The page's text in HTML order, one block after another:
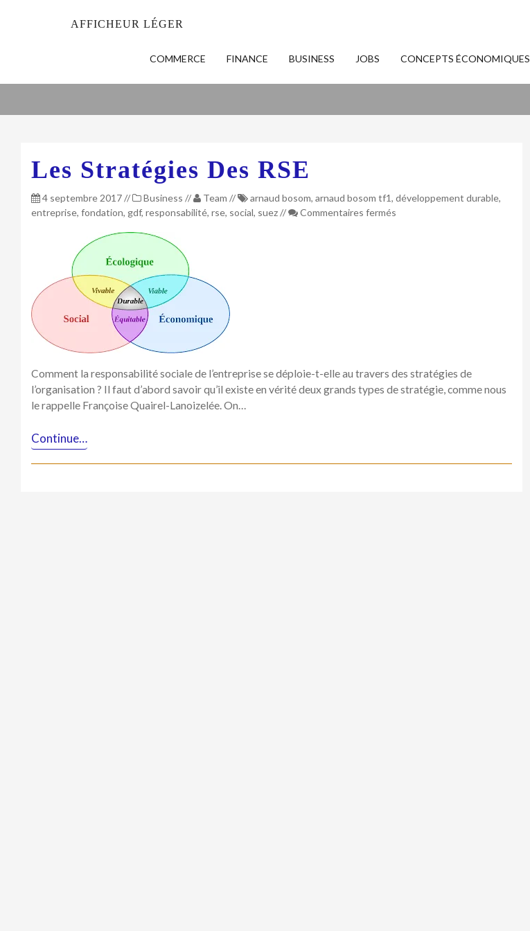
AFFICHEUR LÉGER
COMMERCE FINANCE BUSINESS JOBS CONCEPTS ÉCONOMIQUES
Les Stratégies Des RSE
4 septembre 2017// Business // Team // arnaud bosom, arnaud bosom tf1, développement durable,
entreprise, fondation, gdf, responsabilité, rse, social, suez// Commentaires fermés
Comment la responsabilité sociale de l’entreprise se déploie-t-elle au travers des stratégies de
l’organisation ? Il faut d’abord savoir qu’il existe en vérité deux grands types de stratégie, comme nous
le rappelle Françoise Quairel-Lanoizelée. On…
Continue…